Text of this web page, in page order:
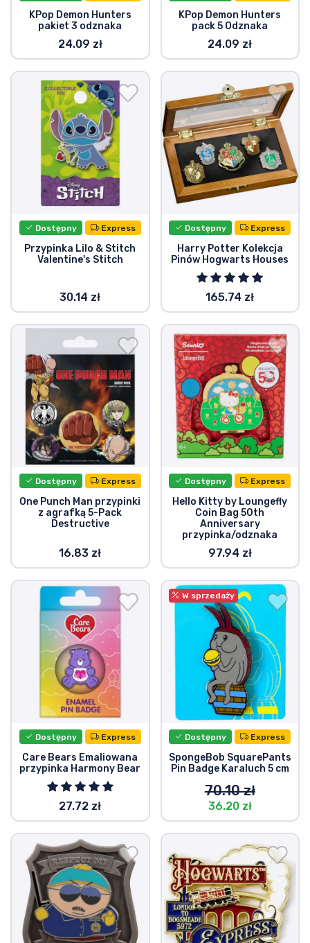
KPop Demon Hunters
pakiet 3 odznaka
24.09 zł
KPop Demon Hunters
pack 5 Odznaka
24.09 zł
Dostępny Express
Przypinka Lilo & Stitch
Valentine's Stitch
30.14 zł
Dostępny Express
Harry Potter Kolekcja
Pinów Hogwarts Houses
165.74 zł
Dostępny Express
One Punch Man przypinki
z agrafką 5-Pack
Destructive
16.83 zł
Dostępny Express
Hello Kitty by Loungefly
Coin Bag 50th
Anniversary
przypinka/odznaka
97.94 zł
Dostępny Express
Care Bears Emaliowana
przypinka Harmony Bear
27.72 zł
W sprzedaży
Dostępny Express
SpongeBob SquarePants
Pin Badge Karaluch 5 cm
70.10 zł
36.20 zł
Typy produktów
Marki